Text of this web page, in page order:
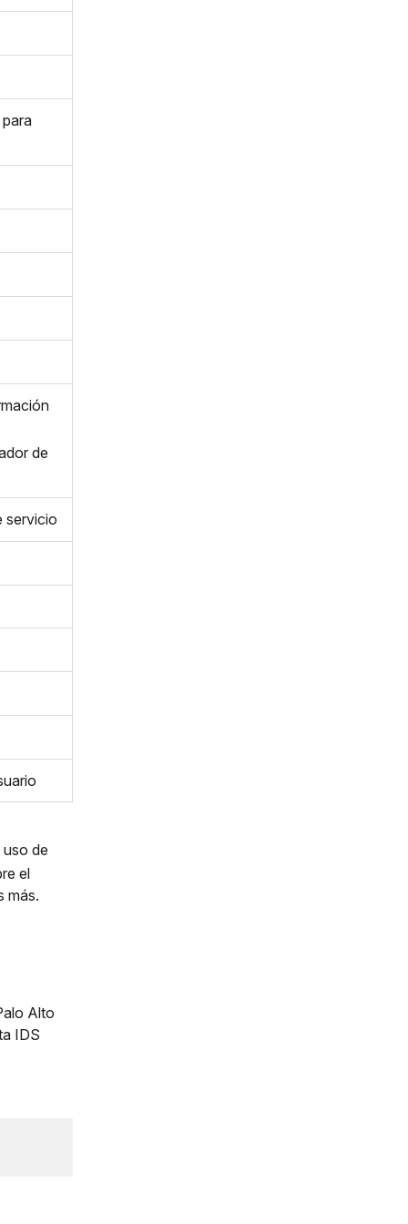
de
servicio
de
el
más.
Alto
IDS